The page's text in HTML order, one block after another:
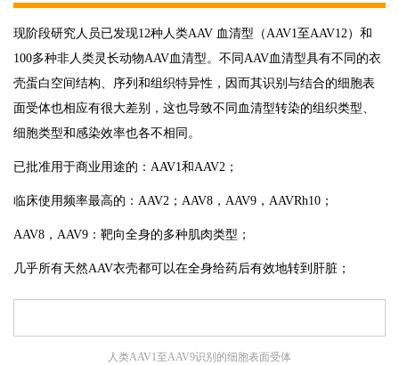
现阶段研究人员已发现12种人类AAV 血清型（AAV1至AAV12）和
100多种非人类灵长动物AAV血清型。不同AAV血清型具有不同的衣
壳蛋白空间结构、序列和组织特异性，因而其识别与结合的细胞表
面受体也相应有很大差别，这也导致不同血清型转染的组织类型、
细胞类型和感染效率也各不相同。
已批准用于商业用途的：AAV1和AAV2；
临床使用频率最高的：AAV2；AAV8，AAV9，AAVRh10；
AAV8，AAV9：靶向全身的多种肌肉类型；
几乎所有天然AAV衣壳都可以在全身给药后有效地转到肝脏；
人类AAV1至AAV9识别的细胞表面受体